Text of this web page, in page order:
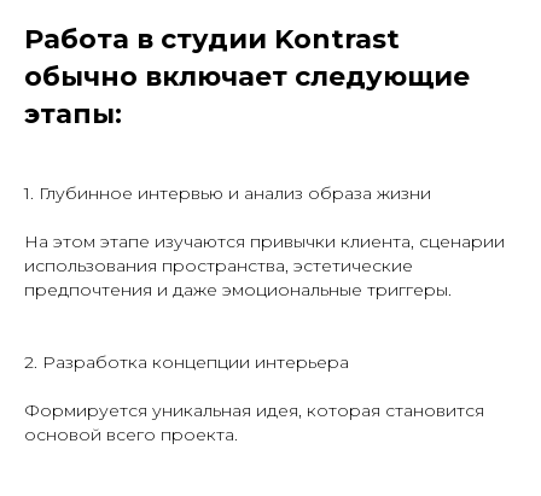
Работа в студии Kontrast
обычно включает следующие
этапы:
1. Глубинное интервью и анализ образа жизни
На этом этапе изучаются привычки клиента, сценарии
использования пространства, эстетические
предпочтения и даже эмоциональные триггеры.
2. Разработка концепции интерьера
Формируется уникальная идея, которая становится
основой всего проекта.